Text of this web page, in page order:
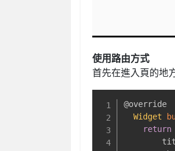
使用路由方式
首先在進入頁的地
@override
Widget
return